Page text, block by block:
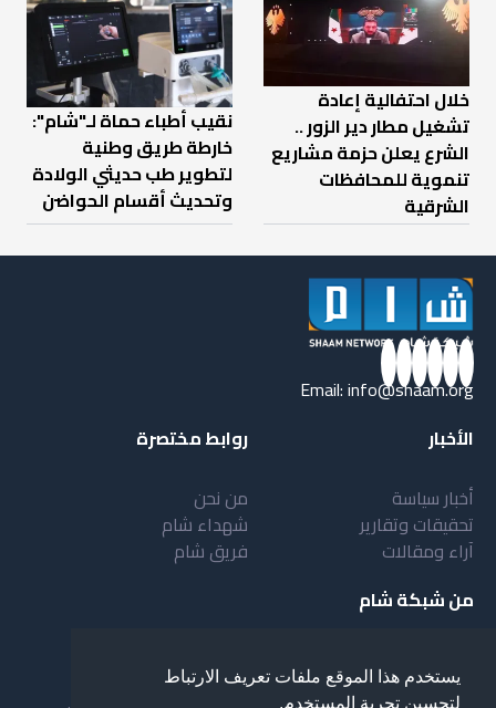
يستخدم هذا الموقع ملفات تعريف الارتباط
لتحسين تجربة المستخدم.
خلال احتفالية إعادة
تشغيل مطار دير الزور ..
الشرع يعلن حزمة مشاريع
تنموية للمحافظات
الشرقية
نقيب أطباء حماة لـ"شام":
خارطة طريق وطنية
لتطوير طب حديثي الولادة
وتحديث أقسام الحواضن
Email:info@shaam.org
الأخبار
أخبار سياسة
تحقيقات وتقارير
آراء ومقالات
روابط مختصرة
من نحن
شهداء شام
فريق شام
من شبكة شام
خدمات شبكة شام
مقدمة عن شبكة شام